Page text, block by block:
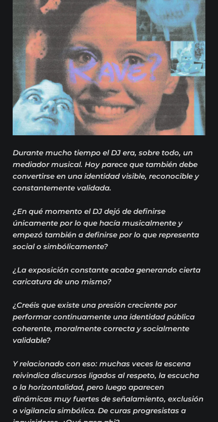
Durante mucho tiempo el DJ era, sobre todo, un
mediador musical. Hoy parece que también debe
convertirse en una identidad visible, reconocible y
constantemente validada.
¿En qué momento el DJ dejó de definirse
únicamente por lo que hacía musicalmente y
empezó también a definirse por lo que representa
social o simbólicamente?
¿La exposición constante acaba generando cierta
caricatura de uno mismo?
¿Creéis que existe una presión creciente por
performar continuamente una identidad pública
coherente, moralmente correcta y socialmente
validable?
Y relacionado con eso: muchas veces la escena
reivindica discursos ligados al respeto, la escucha
o la horizontalidad, pero luego aparecen
dinámicas muy fuertes de señalamiento, exclusión
o vigilancia simbólica. De curas progresistas a